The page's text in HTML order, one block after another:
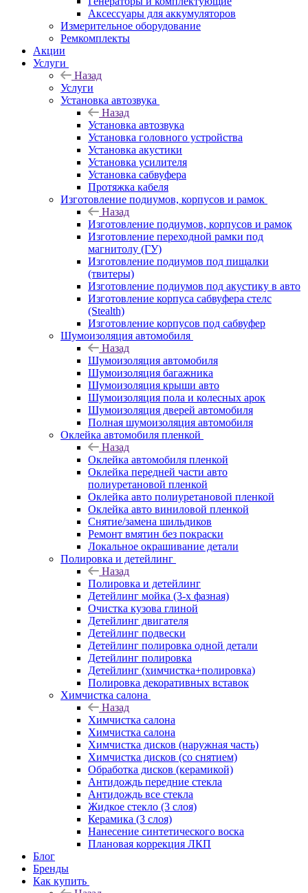
Аксессуары для аккумуляторов
Измерительное оборудование
Ремкомплекты
Акции
Услуги
Назад
Услуги
Установка автозвука
Назад
Установка автозвука
Установка головного устройства
Установка акустики
Установка усилителя
Установка сабвуфера
Протяжка кабеля
Изготовление подиумов, корпусов и рамок
Назад
Изготовление подиумов, корпусов и рамок
Изготовление переходной рамки под
магнитолу (ГУ)
Изготовление подиумов под пищалки
(твитеры)
Изготовление подиумов под акустику в авто
Изготовление корпуса сабвуфера стелс
(Stealth)
Изготовление корпусов под сабвуфер
Шумоизоляция автомобиля
Назад
Шумоизоляция автомобиля
Шумоизоляция багажника
Шумоизоляция крыши авто
Шумоизоляция пола и колесных арок
Шумоизоляция дверей автомобиля
Полная шумоизоляция автомобиля
Оклейка автомобиля пленкой
Назад
Оклейка автомобиля пленкой
Оклейка передней части авто
полиуретановой пленкой
Оклейка авто полиуретановой пленкой
Оклейка авто виниловой пленкой
Снятие/замена шильдиков
Ремонт вмятин без покраски
Локальное окрашивание детали
Полировка и детейлинг
Назад
Полировка и детейлинг
Детейлинг мойка (3-х фазная)
Очистка кузова глиной
Детейлинг двигателя
Детейлинг подвески
Детейлинг полировка одной детали
Детейлинг полировка
Детейлинг (химчистка+полировка)
Полировка декоративных вставок
Химчистка салона
Назад
Химчистка салона
Химчистка салона
Химчистка дисков (наружная часть)
Химчистка дисков (со снятием)
Обработка дисков (керамикой)
Антидождь передние стекла
Антидождь все стекла
Жидкое стекло (3 слоя)
Керамика (3 слоя)
Нанесение синтетического воска
Плановая коррекция ЛКП
Блог
Бренды
Как купить